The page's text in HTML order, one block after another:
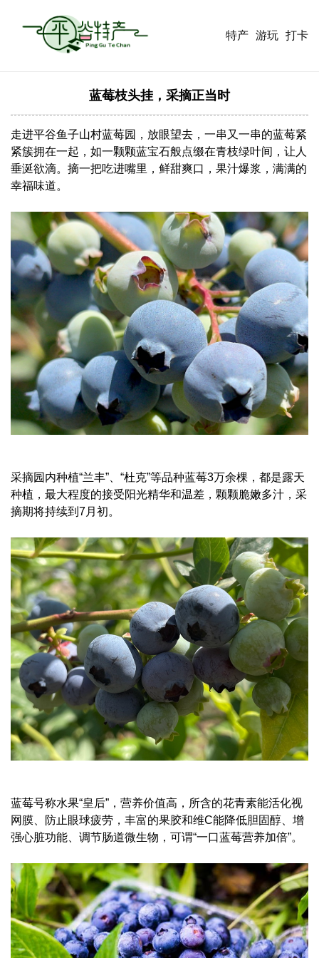
特产 游玩 打卡
蓝莓枝头挂，采摘正当时
走进平谷鱼子山村蓝莓园，放眼望去，一串又一串的蓝莓紧
紧簇拥在一起，如一颗颗蓝宝石般点缀在青枝绿叶间，让人
垂涎欲滴。摘一把吃进嘴里，鲜甜爽口，果汁爆浆，满满的
幸福味道。
采摘园内种植“兰丰”、“杜克”等品种蓝莓3万余棵，都是露天
种植，最大程度的接受阳光精华和温差，颗颗脆嫩多汁，采
摘期将持续到7月初。
蓝莓号称水果“皇后”，营养价值高，所含的花青素能活化视
网膜、防止眼球疲劳，丰富的果胶和维C能降低胆固醇、增
强心脏功能、调节肠道微生物，可谓“一口蓝莓营养加倍”。